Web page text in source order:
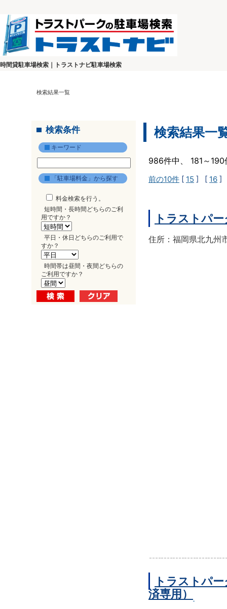
時間貸駐車場検索｜トラストナビ駐車場検索
検索結果一覧
検索条件
キーワード
「駐車場料金」から探す
料金検索を行う。
短時間・長時間どちらのご利
用ですか？
平日・休日どちらのご利用で
すか？
時間帯は昼間・夜間どちらの
ご利用ですか？
検索結果一
986件中、 181～
前の10件 [ 15 ] [ 16 ]
トラストパ
住所：福岡県北九州
トラストパ
済専用）